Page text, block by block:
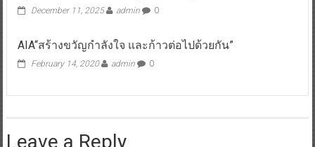
December 11, 2025 admin 0
AIA“สร้างขวัญกำลังใจ และก้าวต่อไปด้วยกัน”
February 14, 2020 admin 0
Leave a Reply